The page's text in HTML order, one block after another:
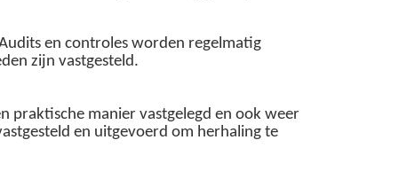
en controles worden regelmatig
zijn vastgesteld.
praktische manier vastgelegd en ook weer
en uitgevoerd om herhaling te